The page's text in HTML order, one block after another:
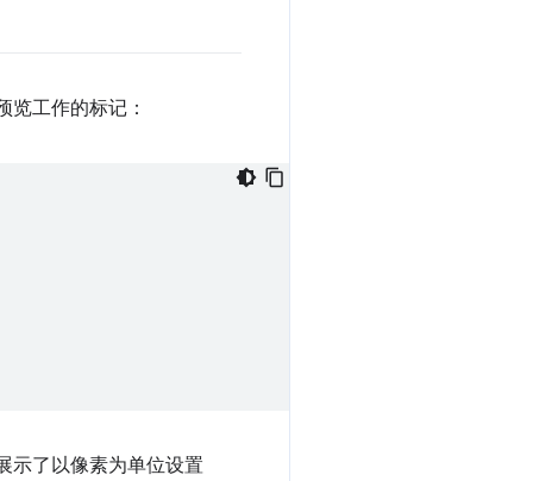
工作的标记：
示了以像素为单位设置